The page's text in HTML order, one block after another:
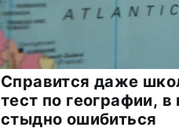
Справится даже
тест по географии,
стыдно ошибиться